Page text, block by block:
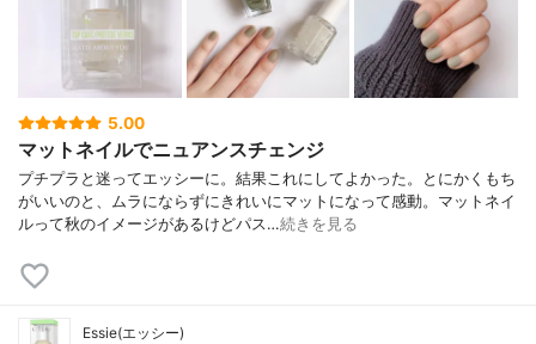
5.00
マットネイルでニュアンスチェンジ
プチプラと迷ってエッシーに。結果これにしてよかった。とにかくもち
がいいのと、ムラにならずにきれいにマットになって感動。マットネイ
ルって秋のイメージがあるけどパス…続きを見る
Essie(エッシー)